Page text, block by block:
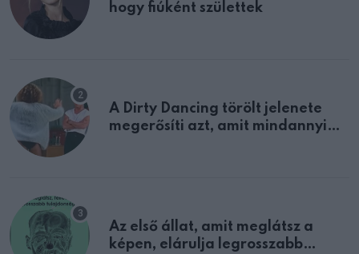
hogy fiúként születtek
A Dirty Dancing törölt jelenete
megerősíti azt, amit mindannyian
Az első állat, amit meglátsz a
képen, elárulja legrosszabb